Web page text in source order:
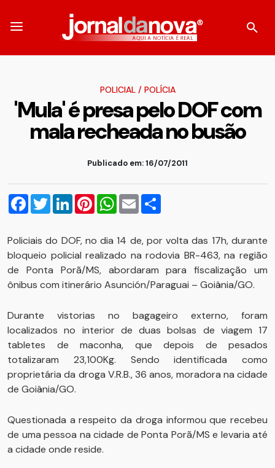
POLICIAL/ POLÍCIA
'Mula' é presa pelo DOF com
mala recheada no busão
Publicado em: 16/07/2011
Facebook
TwitterLinkedInPinterestWhatsApp
Email
Policiais do DOF, no dia 14 de, por volta das 17h, durante
bloqueio policial realizado na rodovia BR-463, na região
de Ponta Porã/MS, abordaram para fiscalização um
ônibus com itinerário Asunción/Paraguai – Goiânia/GO.
Durante vistorias no bagageiro externo, foram
localizados no interior de duas bolsas de viagem 17
tabletes de maconha, que depois de pesados
totalizaram 23,100Kg. Sendo identificada como
proprietária da droga V.R.B., 36 anos, moradora na cidade
de Goiânia/GO.
Questionada a respeito da droga informou que recebeu
de uma pessoa na cidade de Ponta Porã/MS e levaria até
a cidade onde reside.